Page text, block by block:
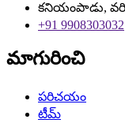
కనియంపాడు,
+91 9908303032
మాగురించి
పరిచయం
టీమ్